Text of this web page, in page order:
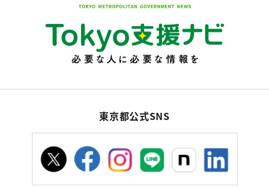
東京都公式SNS